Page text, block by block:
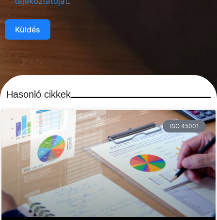
Küldés
Hasonló cikkek
ISO 45001